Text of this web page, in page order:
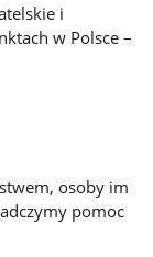
i
w Polsce –
osoby im
pomoc